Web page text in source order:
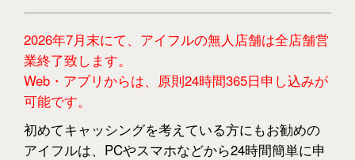
2026年7月末にて、アイフルの無人店舗は全店舗営
業終了致します。
Web・アプリからは、原則24時間365日申し込みが
可能です。
初めてキャッシングを考えている方にもお勧めの
アイフルは、PCやスマホなどから24時間簡単に申